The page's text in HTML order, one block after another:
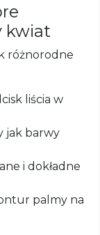
kwiat
różnorodne
liścia w
jak barwy
i dokładne
palmy na